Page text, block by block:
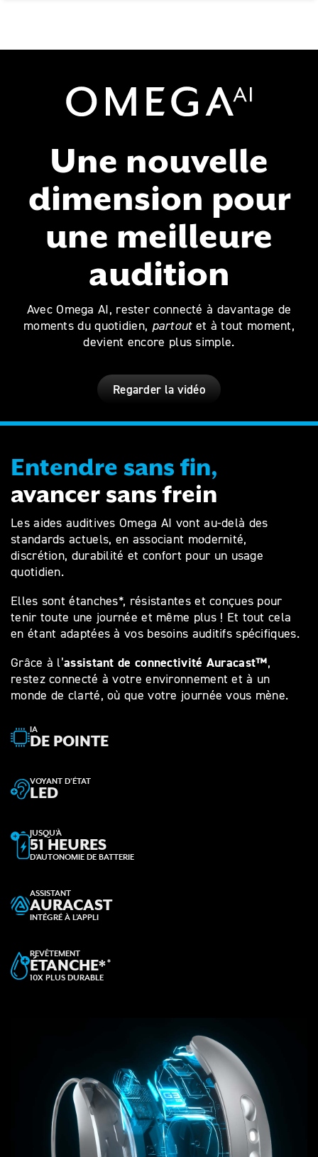
Omega AI
Une nouvelle
dimension pour
une meilleure
audition
Avec Omega AI, rester connecté à davantage de
moments du quotidien, partoutet à tout moment,
devient encore plus simple.
Regarder la vidéo
Entendre sans fin,
avancer sans frein
Les aides auditives Omega AI vont au‑delà des
standards actuels, en associant modernité,
discrétion, durabilité et confort pour un usage
quotidien.
Elles sont étanches*, résistantes et conçues pour
tenir toute une journée et même plus ! Et tout cela
en étant adaptées à vos besoins auditifs spécifiques.
Grâce à l’assistant de connectivité Auracast™,
restez connecté à votre environnement et à un
monde de clarté, où que votre journée vous mène.
IA
DE POINTE
VOYANT D’ÉTAT
LED
JUSQU’À
51 HEURES
D’AUTONOMIE DE BATTERIE
ASSISTANT
AURACAST
INTÉGRÉ À L’APPLI
REVÊTEMENT
ÉTANCHE**
10X PLUS DURABLE